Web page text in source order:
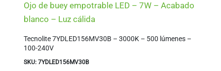
Ojo de buey empotrable LED – 7W – Acabado
blanco – Luz cálida
Tecnolite 7YDLED156MV30B – 3000K – 500 lúmenes –
100-240V
SKU: 7YDLED156MV30B